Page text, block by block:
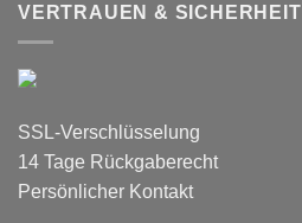
VERTRAUEN & SICHERHEIT
SSL-Verschlüsselung
14 Tage Rückgaberecht
Persönlicher Kontakt